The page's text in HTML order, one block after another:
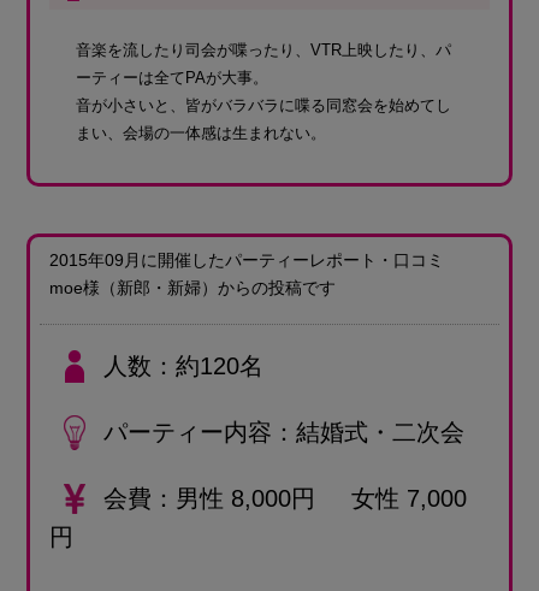
音楽を流したり司会が喋ったり、VTR上映したり、パ
ーティーは全てPAが大事。
音が小さいと、皆がバラバラに喋る同窓会を始めてし
まい、会場の一体感は生まれない。
2015年09月に開催したパーティーレポート・口コミ
moe様 （新郎・新婦） からの投稿です
人数 約120名
パーティー内容 結婚式・二次会
会費
男性 8,000円 女性 7,000
円